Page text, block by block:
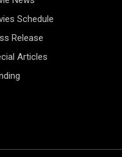
Schedule
Release
Articles